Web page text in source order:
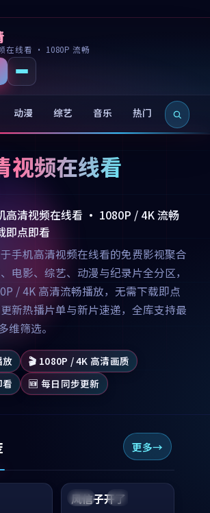
在线看 · 1080P 流畅
动漫 综艺 音乐 热门 新片
视频在线看
高清视频在线看 · 1080P / 4K 流畅
即点即看
手机高清视频在线看的免费影视聚合
电影、综艺、动漫与纪录片全分区，
/ 4K 高清流畅播放，无需下载即点
新热播片单与新片速递，全库支持最
维筛选。
放
🎬 1080P / 4K 高清画质
🆕 每日同步更新
更多
99:07
法国 4K
99:21
风信子开了